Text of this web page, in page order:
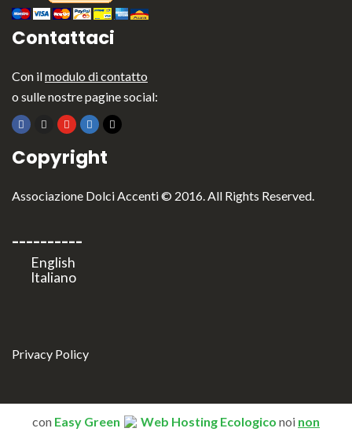
Contattaci
Con ilmodulo di contatto
o sulle nostre pagine social:
Copyright
Associazione Dolci Accenti © 2016. All Rights Reserved.
----------
Privacy Policy
con Easy Green Web Hosting Ecologico noi non